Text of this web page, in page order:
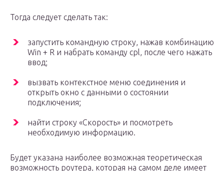
Тогда следует сделать так:
запустить командную строку, нажав комбинацию
Win + R и набрать команду cpl, после чего нажать
ввод;
вызвать контекстное меню соединения и
открыть окно с данными о состоянии
подключения;
найти строку «Скорость» и посмотреть
необходимую информацию.
Будет указана наиболее возможная теоретическая
возможность роутера, которая на самом деле имеет